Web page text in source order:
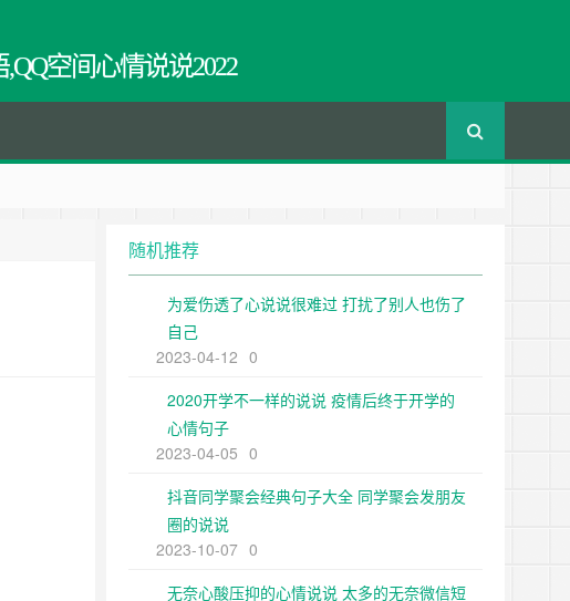
空间心情说说2022
随机推荐
为爱伤透了心说说很难过 打扰了别人也伤了
自己
2023-04-12 0
2020开学不一样的说说 疫情后终于开学的
心情句子
2023-04-05 0
抖音同学聚会经典句子大全 同学聚会发朋友
圈的说说
2023-10-07 0
无奈心酸压抑的心情说说 太多的无奈微信短